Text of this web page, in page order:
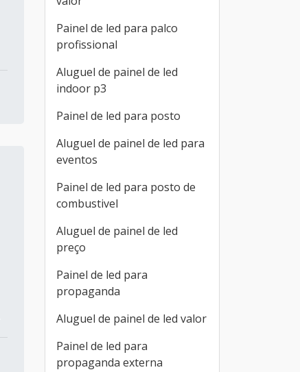
Painel de led para palco
profissional
Aluguel de painel de led
indoor p3
Painel de led para posto
Aluguel de painel de led para
eventos
Painel de led para posto de
combustivel
Aluguel de painel de led
preço
Painel de led para
propaganda
Aluguel de painel de led valor
Painel de led para
propaganda externa